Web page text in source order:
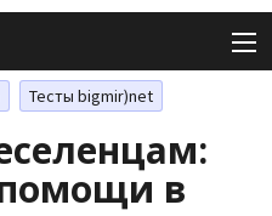
Тесты bigmir)net
в